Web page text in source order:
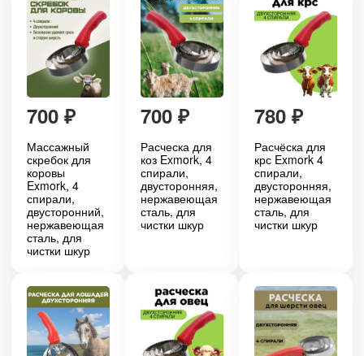
700 ₽
Массажный
скребок для
коровы
Exmork, 4
спирали,
двусторонний,
нержавеющая
сталь, для
чистки шкур
700 ₽
Расческа для
коз Exmork, 4
спирали,
двусторонняя,
нержавеющая
сталь, для
чистки шкур
780 ₽
Расчёска для
крс Exmork 4
спирали,
двусторонняя,
нержавеющая
сталь, для
чистки шкур